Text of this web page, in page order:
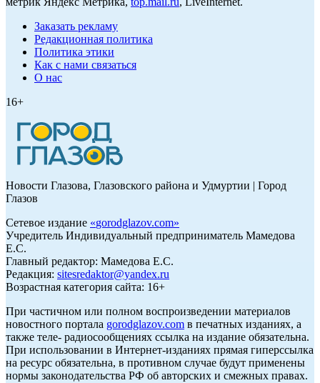
Заказать рекламу
Редакционная политика
Политика этики
Как с нами связаться
О нас
16+
Новости Глазова, Глазовского района и Удмуртии | Город
Глазов
Сетевое издание «gorodglazov.com»
Учредитель Индивидуальный предприниматель Мамедова
Е.С.
Главный редактор: Мамедова Е.С.
Редакция: sitesredaktor@yandex.ru
Возрастная категория сайта: 16+
При частичном или полном воспроизведении материалов
новостного портала gorodglazov.com в печатных изданиях, а
также теле- радиосообщениях ссылка на издание обязательна.
При использовании в Интернет-изданиях прямая гиперссылка
на ресурс обязательна, в противном случае будут применены
нормы законодательства РФ об авторских и смежных правах.